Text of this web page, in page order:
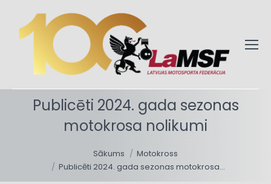
Publicēti 2024. gada sezonas
motokrosa nolikumi
Sākums
Motokross
Publicēti 2024. gada sezonas motokrosa…